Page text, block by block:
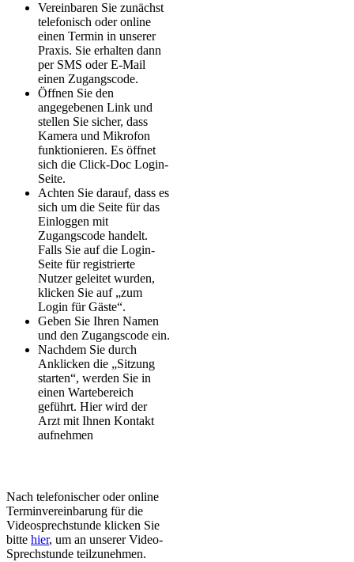
Vereinbaren Sie zunächst
telefonisch oder online
einen Termin in unserer
Praxis. Sie erhalten dann
per SMS oder E-Mail
einen Zugangscode.
Öffnen Sie den
angegebenen Link und
stellen Sie sicher, dass
Kamera und Mikrofon
funktionieren. Es öffnet
sich die Click-Doc Login-
Seite.
Achten Sie darauf, dass es
sich um die Seite für das
Einloggen mit
Zugangscode handelt.
Falls Sie auf die Login-
Seite für registrierte
Nutzer geleitet wurden,
klicken Sie auf „zum
Login für Gäste“.
Geben Sie Ihren Namen
und den Zugangscode ein.
Nachdem Sie durch
Anklicken die „Sitzung
starten“, werden Sie in
einen Wartebereich
geführt. Hier wird der
Arzt mit Ihnen Kontakt
aufnehmen
Nach telefonischer oder online
Terminvereinbarung für die
Videosprechstunde klicken Sie
bitte hier, um an unserer Video-
Sprechstunde teilzunehmen.